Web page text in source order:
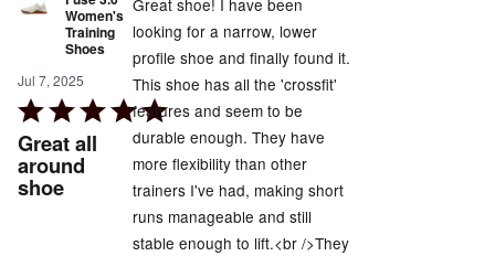
Women's
Training
Shoes
Jul 7, 2025
Rated
5
out
of
Great all
around
shoe
looking for a narrow, lower
profile shoe and finally found it.
This shoe has all the 'crossfit'
features and seem to be
durable enough. They have
more flexibility than other
trainers I've had, making short
runs manageable and still
stable enough to lift.<br />They